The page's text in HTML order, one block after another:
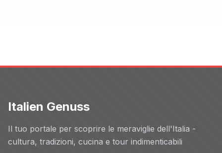
Italien Genuss
Il tuo portale per scoprire le meraviglie dell'Italia -
cultura, tradizioni, cucina e tour indimenticabili